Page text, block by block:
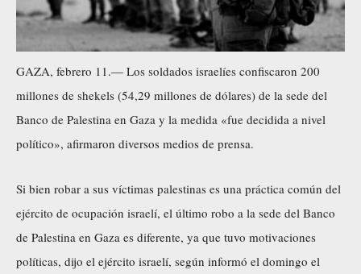
GAZA, febrero 11.— Los soldados israelíes confiscaron 200
millones de shekels (54,29 millones de dólares) de la sede del
Banco de Palestina en Gaza y la medida «fue decidida a nivel
político», afirmaron diversos medios de prensa.
Si bien robar a sus víctimas palestinas es una práctica común del
ejército de ocupación israelí, el último robo a la sede del Banco
de Palestina en Gaza es diferente, ya que tuvo motivaciones
políticas, dijo el ejército israelí, según informó el domingo el